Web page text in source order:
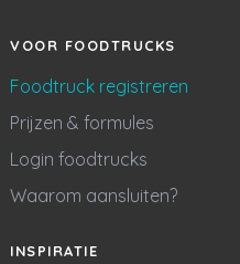
VOOR FOODTRUCKS
Foodtruck registreren
Prijzen & formules
Login foodtrucks
Waarom aansluiten?
INSPIRATIE